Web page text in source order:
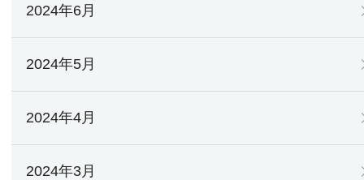
2024年6月
2024年5月
2024年4月
2024年3月